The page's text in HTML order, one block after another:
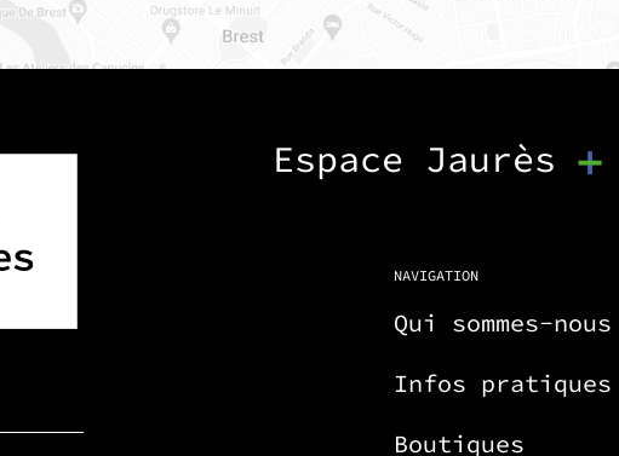
Espace Jaurès
NAVIGATION
Qui sommes-
Infos pratiques
Boutiques